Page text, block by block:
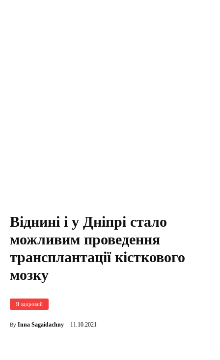
Віднині і у Дніпрі стало
можливим проведення
трансплантації кісткового
мозку
Я здоровий
By Inna Sagaidachny 11.10.2021